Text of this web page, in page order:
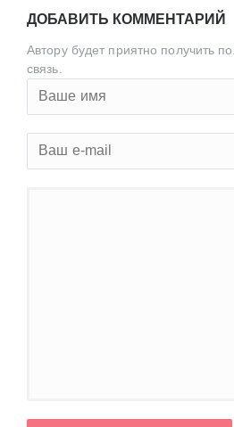
ДОБАВИТЬ КОММЕНТАРИЙ
Автору будет приятно получить
связь.